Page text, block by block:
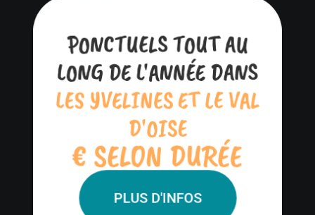
PONCTUELS TOUT AU
LONG DE L'ANNÉE DANS
LES YVELINES ET LE VAL
D'OISE
€ SELON DURÉE
PLUS D'INFOS